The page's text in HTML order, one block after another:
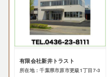
有限会社新井トラスト
所在地：千葉県市原市更級1丁目7-3